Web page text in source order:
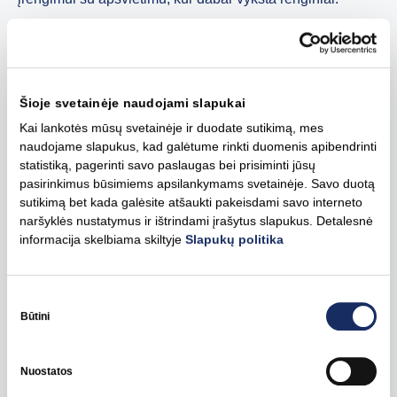
Šioje svetainėje naudojami slapukai
Kai lankotės mūsų svetainėje ir duodate sutikimą, mes
naudojame slapukus, kad galėtume rinkti duomenis apibendrinti
statistiką, pagerinti savo paslaugas bei prisiminti jūsų
pasirinkimus būsimiems apsilankymams svetainėje. Savo duotą
sutikimą bet kada galėsite atšaukti pakeisdami savo interneto
naršyklės nustatymus ir ištrindami įrašytus slapukus. Detalesnė
informacija skelbiama skiltyjeSlapukų politika
pasirinkimas
Būtini
Nuostatos
Savo ruožtu asociacija „Butkiškės bendruomenė“, gavusi
instaliacija, sienos, grindys, lubos, įrengti šilumos
siurbliai bei scenos pakyla. Ši erdvė tapo kultūros ir
susitikimų centru, kuriame vyksta teatro repeticijos ir
renginiai, buriasi vietos gyventojai, atsirado sąlygos ne tik
kūrybai, bet ir šilumai, jaukumui bei
bendruomeniškumui. Šie pavyzdžiai rodo, kad
reikšminga finansinė parama gali tapti tikru postūmiu –
kurti ilgalaikę vertę savo aplinkai.
„Matome, kaip kasmet vis daugiau bendruomenių
bet ir pasitikėti savo idėjomis – imtis projektų, kurių
anksčiau galbūt nebūtų išdrįsę įgyvendinti. Tai ilgalaikis